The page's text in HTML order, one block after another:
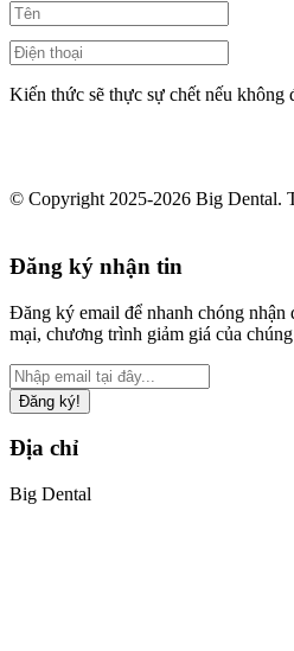
Kiến thức sẽ thực sự chết nếu không
© Copyright 2025-2026 Big Dental.
Đăng ký nhận tin
Đăng ký email để nhanh chóng nhận
mại, chương trình giảm giá của
Đăng ký!
Địa chỉ
Big Dental